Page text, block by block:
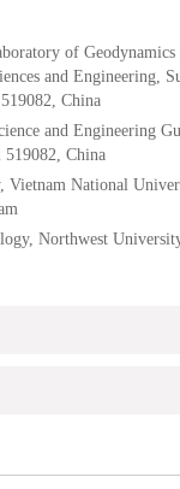
of Geodynamics
and Engineering,
China
and Engineering
China
Vietnam National
Northwest